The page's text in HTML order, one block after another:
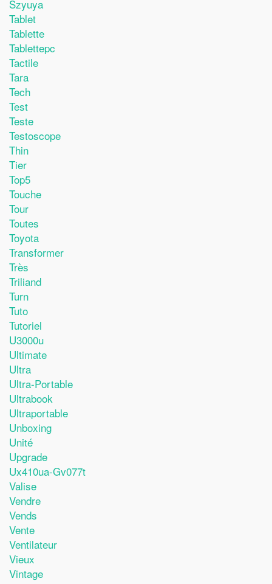
Szyuya
Tablet
Tablette
Tablettepc
Tactile
Tara
Tech
Test
Teste
Testoscope
Thin
Tier
Top5
Touche
Tour
Toutes
Toyota
Transformer
Très
Triliand
Turn
Tuto
Tutoriel
U3000u
Ultimate
Ultra
Ultra-Portable
Ultrabook
Ultraportable
Unboxing
Unité
Upgrade
Ux410ua-Gv077t
Valise
Vendre
Vends
Vente
Ventilateur
Vieux
Vintage